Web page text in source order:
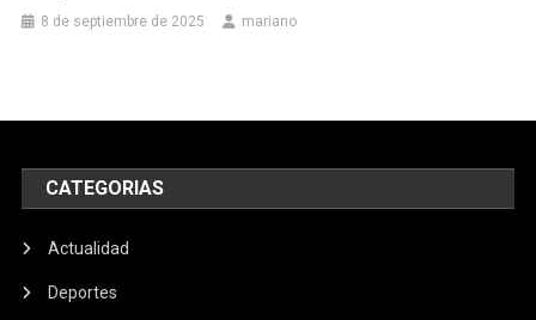
8 de septiembre de 2025 mariano
CATEGORIAS
Actualidad
Deportes